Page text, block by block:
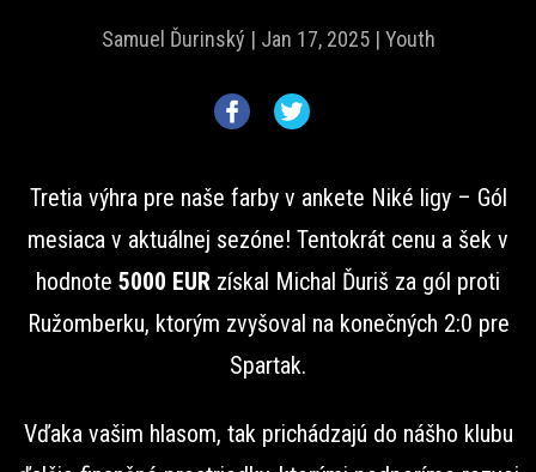
Samuel Ďurinský | Jan 17, 2025 | Youth
Tretia výhra pre naše farby v ankete Niké ligy – Gól
mesiaca v aktuálnej sezóne! Tentokrát cenu a šek v
hodnote 5000 EUR získal Michal Ďuriš za gól proti
Ružomberku, ktorým zvyšoval na konečných 2:0 pre
Spartak.
Vďaka vašim hlasom, tak prichádzajú do nášho klubu